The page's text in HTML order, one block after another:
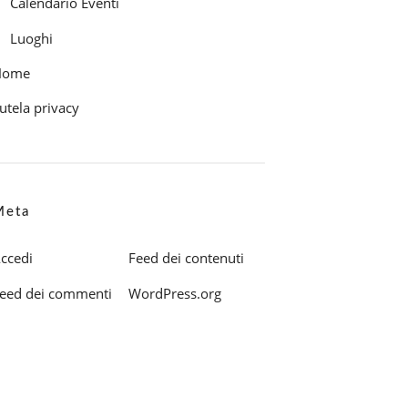
Luoghi
privacy
Feed dei contenuti
dei commenti
WordPress.org